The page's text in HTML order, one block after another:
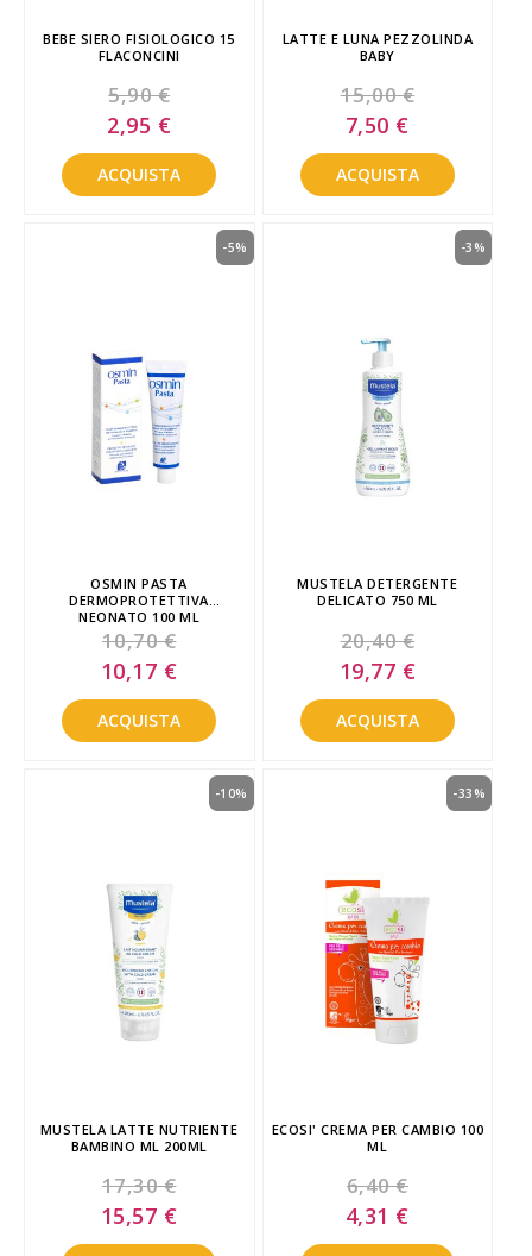
BEBE SIERO FISIOLOGICO 15
FLACONCINI
5,90 €
Special
Price
2,95 €
ACQUISTA
LATTE E LUNA PEZZOLINDA
BABY
15,00 €
Special
Price
7,50 €
ACQUISTA
OSMIN PASTA
DERMOPROTETTIVA
NEONATO 100 ML
10,70 €
-5%
Special
Price
10,17 €
ACQUISTA
MUSTELA DETERGENTE
DELICATO 750 ML
20,40 €
-3%
Special
Price
19,77 €
ACQUISTA
MUSTELA LATTE NUTRIENTE
BAMBINO ML 200ML
17,30 €
-10%
Special
Price
15,57 €
ECOSI' CREMA PER CAMBIO 100
ML
6,40 €
-33%
Special
Price
4,31 €